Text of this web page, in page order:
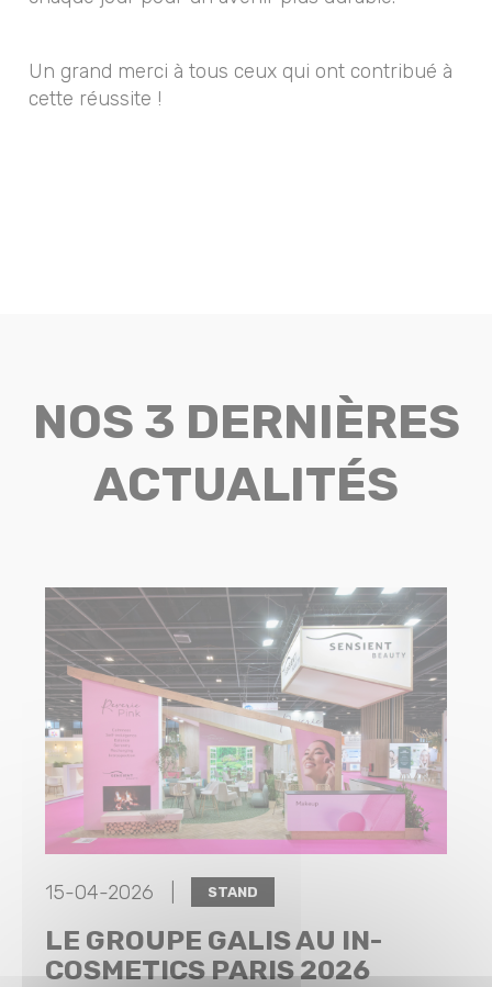
Un grand merci à tous ceux qui ont contribué à
cette réussite !
NOS 3 DERNIÈRES
ACTUALITÉS
15-04-2026 | STAND
LE GROUPE GALIS AU IN-
COSMETICS PARIS 2026